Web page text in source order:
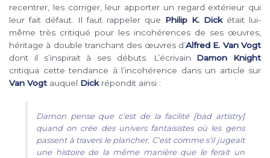
recentrer, les corriger, leur apporter un regard extérieur qui
leur fait défaut. Il faut rappeler que Philip K. Dickétait lui-
même très critiqué pour les incohérences de ses œuvres,
héritage à double tranchant des œuvres d’Alfred E. Van Vogt
dont il s’inspirait à ses débuts. L’écrivain Damon Knight
critiqua cette tendance à l’incohérence dans un article sur
Van Vogt auquel Dick répondit ainsi :
Damon pense que c’est de la facilité [bad artistry]
quand on crée des univers fantaisistes où les gens
passent à travers le plancher. C’est comme s’il jugeait
une histoire de la même manière que le ferait un